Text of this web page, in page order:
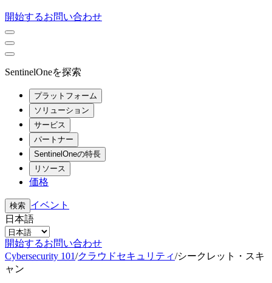
開始するお問い合わせ
SentinelOneを探索
プラットフォーム
ソリューション
サービス
パートナー
SentinelOneの特長
リソース
価格
検索 イベント
日本語
開始するお問い合わせ
Cybersecurity 101/クラウドセキュリティ/シークレット・スキ
ャン